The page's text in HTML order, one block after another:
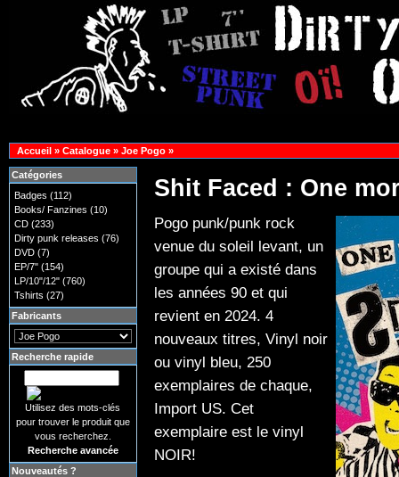
Accueil» Catalogue» Joe Pogo»
Shit Faced : One
Pogo punk/punk rock
venue du soleil levant, un
groupe qui a existé dans
les années 90 et qui
revient en 2024. 4
nouveaux titres, Vinyl noir
ou vinyl bleu, 250
exemplaires de chaque,
Import US. Cet
exemplaire est le vinyl
NOIR!
Catégories
Badges (112)
Books/ Fanzines (10)
CD(233)
Dirty punk releases (76)
DVD(7)
EP/7"(154)
LP/10"/12"(760)
Tshirts (27)
Fabricants
Recherche rapide
Utilisez des mots-clés
pour trouver le produit que
vous recherchez.
Recherche avancée
Nouveautés ?